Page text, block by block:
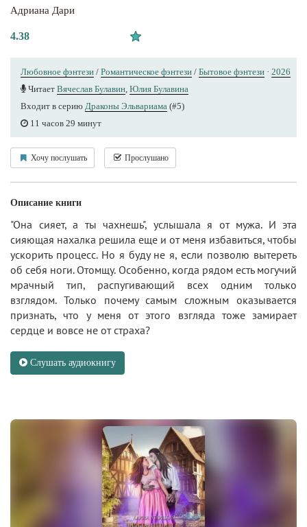
Адриана Дари
4.38
Любовное фэнтези / Романтическое фэнтези / Бытовое фэнтези · 2026
Читает Вячеслав Булавин, Юлия Булавина
Входит в серию Драконы Эльвариама (#5)
11 часов 29 минут
Хочу послушать Прослушано
Описание книги
"Она сияет, а ты чахнешь", услышала я от мужа. И эта
сияющая нахалка решила еще и от меня избавиться, чтобы
ускорить процесс. Но я буду не я, если позволю вытереть
об себя ноги. Отомщу. Особенно, когда рядом есть могучий
мрачный тип, распугивающий всех одним только
взглядом. Только почему самым сложным оказывается
признать, что у меня от этого взгляда тоже замирает
сердце и вовсе не от страха?
Слушать аудиокнигу